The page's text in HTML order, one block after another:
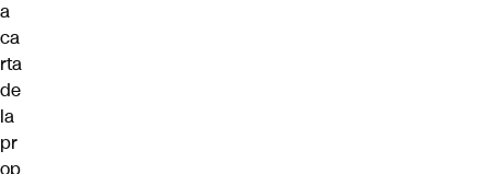
a
ca
rta
de
la
pr